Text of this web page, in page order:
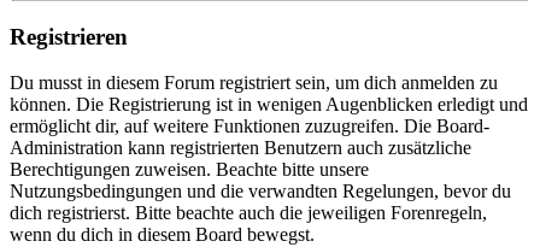
Registrieren
Du musst in diesem Forum registriert sein, um dich anmelden zu
können. Die Registrierung ist in wenigen Augenblicken erledigt und
ermöglicht dir, auf weitere Funktionen zuzugreifen. Die Board-
Administration kann registrierten Benutzern auch zusätzliche
Berechtigungen zuweisen. Beachte bitte unsere
Nutzungsbedingungen und die verwandten Regelungen, bevor du
dich registrierst. Bitte beachte auch die jeweiligen Forenregeln,
wenn du dich in diesem Board bewegst.